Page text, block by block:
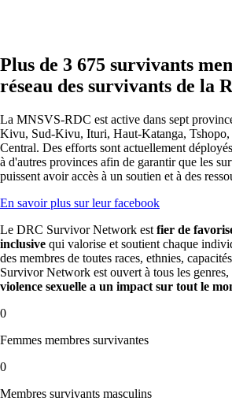
Plus de 3 675 survivants
réseau des survivants de la
La MNSVS-RDC est active dans sept
Kivu, Sud-Kivu, Ituri, Haut-Katanga, Tshopo,
Central. Des efforts sont actuellement
à d'autres provinces afin de garantir que les
puissent avoir accès à un soutien et à des
En savoir plus sur leur facebook
Le DRC Survivor Network est fier de
inclusive qui valorise et soutient chaque
des membres de toutes races, ethnies,
Survivor Network est ouvert à tous les genres,
violence sexuelle a un impact sur tout le
0
Femmes membres survivantes
0
Membres survivants masculins